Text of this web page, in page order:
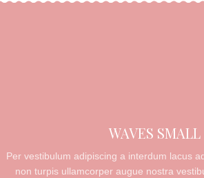
WAVES SMALL
Per vestibulum adipiscing a interdum lacus
non turpis ullamcorper augue nostra